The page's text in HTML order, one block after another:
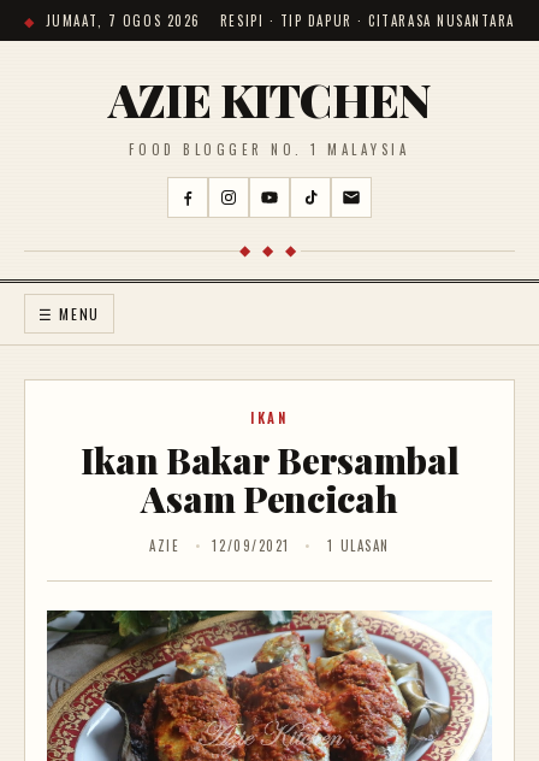
JUMAAT, 7 OGOS 2026 RESIPI · TIP DAPUR · CITARASA NUSANTARA
AZIE KITCHEN
FOOD BLOGGER NO. 1 MALAYSIA
◆ ◆ ◆
☰ MENU
IKAN
Ikan Bakar Bersambal
Asam Pencicah
AZIE 12/09/2021 1 ULASAN